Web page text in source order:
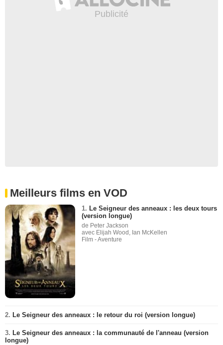
Meilleurs films en VOD
1. Le Seigneur des anneaux : les deux tours
(version longue)
de Peter Jackson
avec Elijah Wood, Ian McKellen
Film - Aventure
2. Le Seigneur des anneaux : le retour du roi (version longue)
3. Le Seigneur des anneaux : la communauté de l'anneau (version
longue)